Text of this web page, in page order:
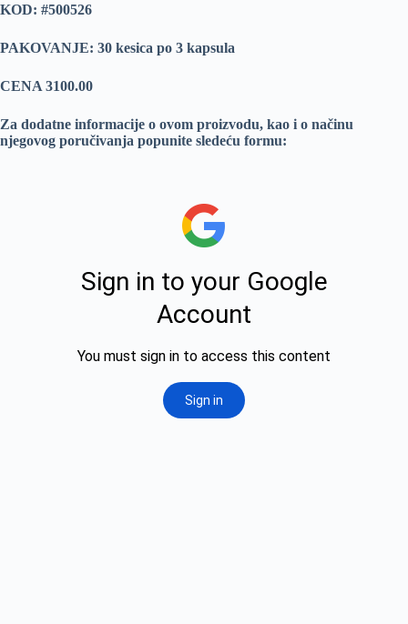
KOD: #500526
PAKOVANJE: 30 kesica po 3 kapsula
CENA 3100.00
Za dodatne informacije o ovom proizvodu, kao i o načinu
njegovog poručivanja popunite sledeću formu: